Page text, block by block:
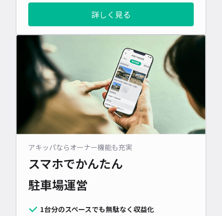
詳しく見る
アキッパならオーナー機能も充実
スマホでかんたん
駐車場運営
1台分のスペースでも無駄なく収益化